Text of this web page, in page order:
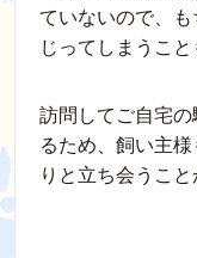
ていないので、
じってしまうこと
訪問してご自宅
るため、飼い主
りと立ち会うこと